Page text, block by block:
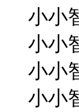
小小
小小
小小
小小